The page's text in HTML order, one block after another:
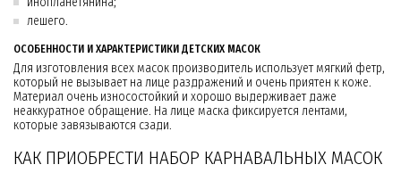
лешего.
ОСОБЕННОСТИ И ХАРАКТЕРИСТИКИ ДЕТСКИХ МАСОК
Для изготовления всех масок производитель использует мягкий фетр,
который не вызывает на лице раздражений и очень приятен к коже.
Материал очень износостойкий и хорошо выдерживает даже
неаккуратное обращение. На лице маска фиксируется лентами,
которые завязываются сзади.
КАК ПРИОБРЕСТИ НАБОР КАРНАВАЛЬНЫХ МАСОК